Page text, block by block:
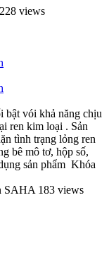
228 views
bật vói khả năng chịu
ren kim loại . Sản
tình trạng lỏng ren
bê mô tơ, hộp số,
sản phẩm Khóa
SAHA 183 views